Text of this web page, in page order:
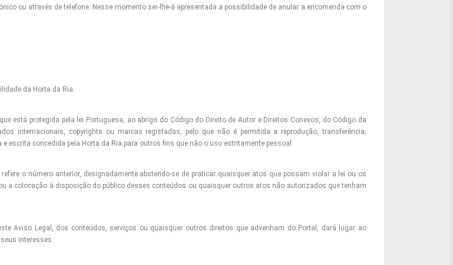
ou através de telefone. Nesse momento ser-lhe-á apresentada a possibilidade de anular a encomenda com o
da Horta da Ria.
está protegida pela lei Portuguesa, ao abrigo do Código do Direito de Autor e Direitos Conexos, do Código da
internacionais, copyrights ou marcas registadas, pelo que não é permitida a reprodução, transferência,
concedida pela Horta da Ria para outros fins que não o uso estritamente pessoal.
o número anterior, designadamente abstendo-se de praticar quaisquer atos que possam violar a lei ou os
a colocação à disposição do público desses conteúdos ou quaisquer outros atos não autorizados que tenham
Aviso Legal, dos conteúdos, serviços ou quaisquer outros direitos que advenham do Portal, dará lugar ao
interesses.